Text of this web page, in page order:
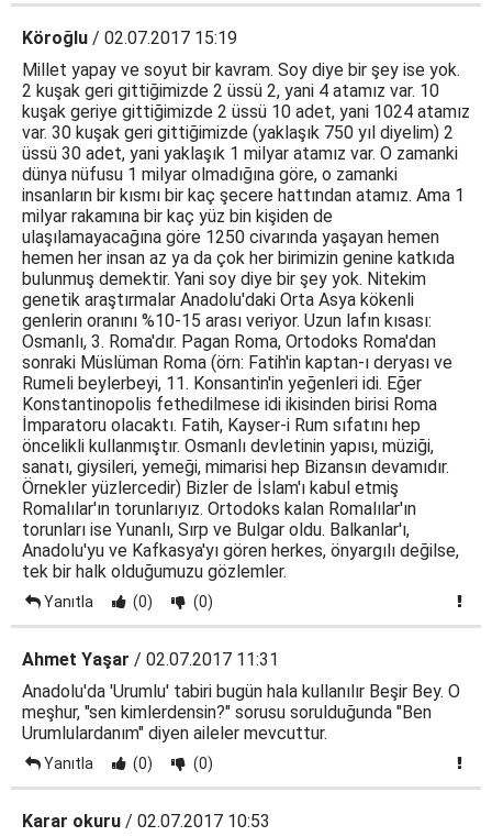
Köroğlu / 02.07.2017 15:19
Millet yapay ve soyut bir kavram. Soy diye bir şey ise yok.
2 kuşak geri gittiğimizde 2 üssü 2, yani 4 atamız var. 10
kuşak geriye gittiğimizde 2 üssü 10 adet, yani 1024 atamız
var. 30 kuşak geri gittiğimizde (yaklaşık 750 yıl diyelim) 2
üssü 30 adet, yani yaklaşık 1 milyar atamız var. O zamanki
dünya nüfusu 1 milyar olmadığına göre, o zamanki
insanların bir kısmı bir kaç şecere hattından atamız. Ama 1
milyar rakamına bir kaç yüz bin kişiden de
ulaşılamayacağına göre 1250 civarında yaşayan hemen
hemen her insan az ya da çok her birimizin genine katkıda
bulunmuş demektir. Yani soy diye bir şey yok. Nitekim
genetik araştırmalar Anadolu'daki Orta Asya kökenli
genlerin oranını %10-15 arası veriyor. Uzun lafın kısası:
Osmanlı, 3. Roma'dır. Pagan Roma, Ortodoks Roma'dan
sonraki Müslüman Roma (örn: Fatih'in kaptan-ı deryası ve
Rumeli beylerbeyi, 11. Konsantin'in yeğenleri idi. Eğer
Konstantinopolis fethedilmese idi ikisinden birisi Roma
İmparatoru olacaktı. Fatih, Kayser-i Rum sıfatını hep
öncelikli kullanmıştır. Osmanlı devletinin yapısı, müziği,
sanatı, giysileri, yemeği, mimarisi hep Bizansın devamıdır.
Örnekler yüzlercedir) Bizler de İslam'ı kabul etmiş
Romalılar'ın torunlarıyız. Ortodoks kalan Romalılar'ın
torunları ise Yunanlı, Sırp ve Bulgar oldu. Balkanlar'ı,
Anadolu'yu ve Kafkasya'yı gören herkes, önyargılı değilse,
tek bir halk olduğumuzu gözlemler.
Yanıtla (0) (0)
Ahmet Yaşar / 02.07.2017 11:31
Anadolu'da 'Urumlu' tabiri bugün hala kullanılır Beşir Bey. O
meşhur, "sen kimlerdensin?" sorusu sorulduğunda "Ben
Urumlulardanım" diyen aileler mevcuttur.
Yanıtla (0) (0)
Karar okuru / 02.07.2017 10:53